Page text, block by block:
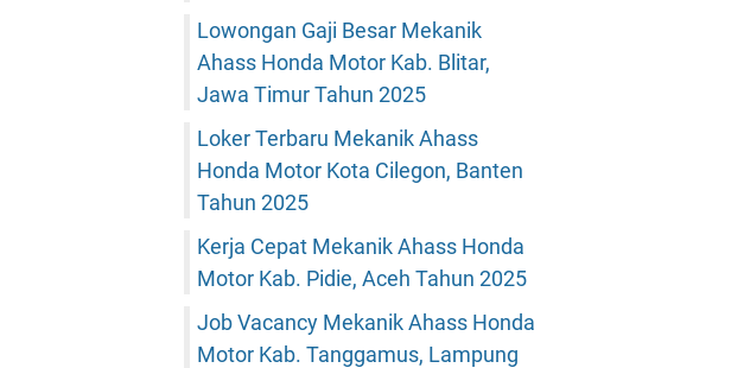
Lowongan Gaji Besar Mekanik
Ahass Honda Motor Kab. Blitar,
Jawa Timur Tahun 2025
Loker Terbaru Mekanik Ahass
Honda Motor Kota Cilegon, Banten
Tahun 2025
Kerja Cepat Mekanik Ahass Honda
Motor Kab. Pidie, Aceh Tahun 2025
Job Vacancy Mekanik Ahass Honda
Motor Kab. Tanggamus, Lampung